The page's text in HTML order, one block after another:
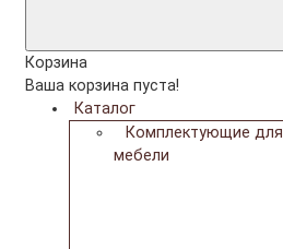
Корзина
Ваша корзина пуста!
Каталог
Комплектующие для
мебели